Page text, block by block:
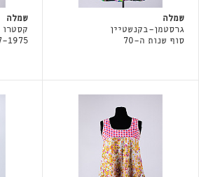
שמלה
גרסטמן-בקנשטיין
סוף שנות ה-70
שמלה
קסטרו
1975